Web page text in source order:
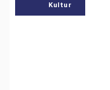
Kultur